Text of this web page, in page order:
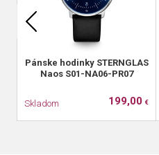
Pánske hodinky STERNGLAS
Naos S01-NA06-PR07
Skladom 199,00 €